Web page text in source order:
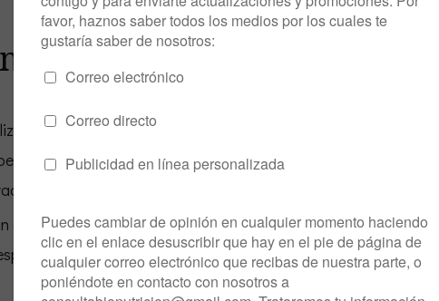
en casa
sobre todo para la elaboración de platos con
aves, etc.) es además de un método de
de los alimentos
en el marinado pueden ser vinagres, vinos, zumos
aceites, salsa de soja, tamari, yogur, leche de